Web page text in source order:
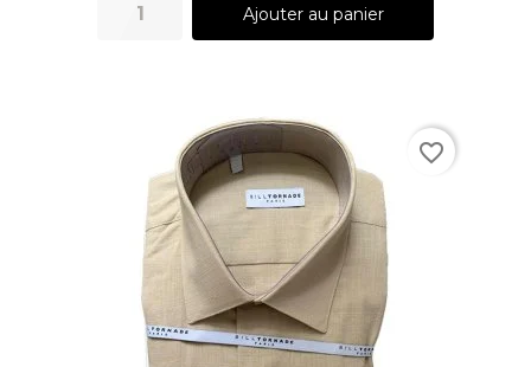
Ajouter au panier
favorite_border